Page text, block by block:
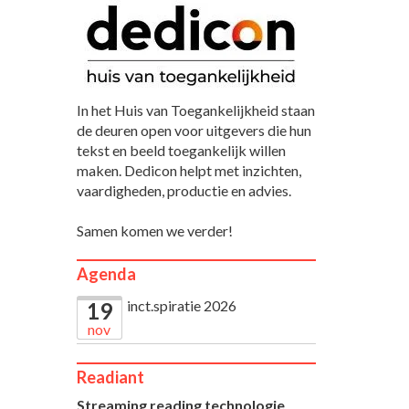
In het Huis van Toegankelijkheid staan
de deuren open voor uitgevers die hun
tekst en beeld toegankelijk willen
maken. Dedicon helpt met inzichten,
vaardigheden, productie en advies.
Samen komen we verder!
Agenda
19
nov
inct.spiratie 2026
Readiant
Streaming reading technologie